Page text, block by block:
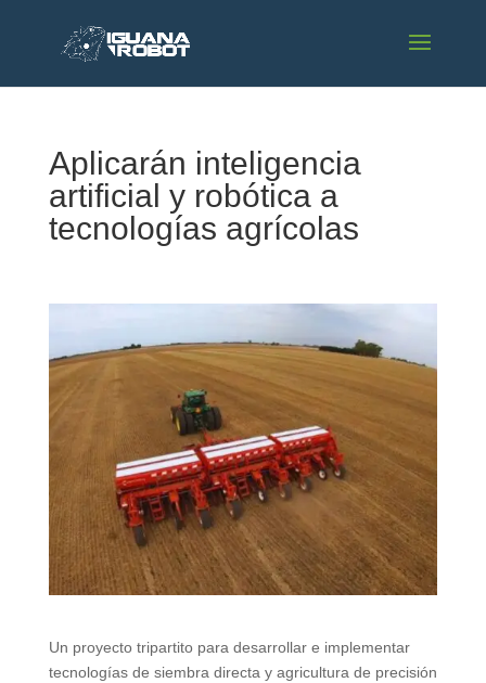
Aplicarán inteligencia
artificial y robótica a
tecnologías agrícolas
Un proyecto tripartito para desarrollar e implementar
tecnologías de siembra directa y agricultura de precisión